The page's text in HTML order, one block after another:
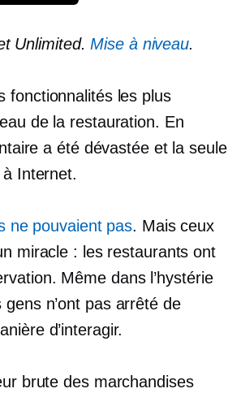
Unlimited.Mise à niveau.
fonctionnalités les plus
de la restauration. En
a été dévastée et la seule
Internet.
ne pouvaient pas. Mais ceux
miracle : les restaurants ont
Même dans l’hystérie
n’ont pas arrêté de
d’interagir.
brute des marchandises